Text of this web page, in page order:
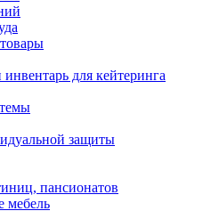
для кейтеринга
защиты
пансионатов
мебель